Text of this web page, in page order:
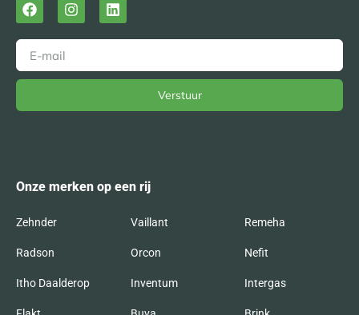
Verstuur
Onze merken op een rij
Zehnder Vaillant Remeha
Radson Orcon Nefit
Itho Daalderop Inventum Intergas